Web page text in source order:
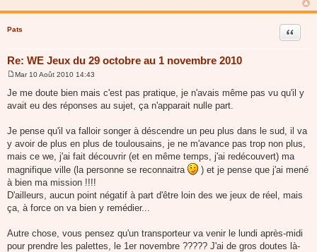
Pats
Re: WE Jeux du 29 octobre au 1 novembre 2010
Citer
s
s
e
Mar 10 Août 2010 14:43
Je me doute bien mais c'est pas pratique, je n'avais même pas vu qu'il y
avait eu des réponses au sujet, ça n'apparait nulle part.
Je pense qu'il va falloir songer à déscendre un peu plus dans le sud, il va
y avoir de plus en plus de toulousains, je ne m'avance pas trop non plus,
mais ce we, j'ai fait découvrir (et en même temps, j'ai redécouvert) ma
magnifique ville (la personne se reconnaitra
) et je pense que j'ai mené
à bien ma mission !!!!
D'ailleurs, aucun point négatif à part d'être loin des we jeux de réel, mais
ça, à force on va bien y remédier...
Autre chose, vous pensez qu'un transporteur va venir le lundi après-midi
pour prendre les palettes, le 1er novembre ????? J'ai de gros doutes là-